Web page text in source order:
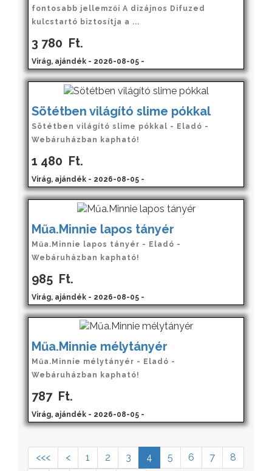
fontosabb jellemzői A dizájnos Difuzed
kulcstartó biztosítja a ...
3 780 Ft.
Virág, ajándék - 2026-08-05 -
Sötétben világító slime pókkal
Sötétben világító slime pókkal - Eladó -
Webáruházban kapható!
1 480 Ft.
Virág, ajándék - 2026-08-05 -
Műa.Minnie lapos tányér
Műa.Minnie lapos tányér - Eladó -
Webáruházban kapható!
985 Ft.
Virág, ajándék - 2026-08-05 -
Műa.Minnie mélytányér
Műa.Minnie mélytányér - Eladó -
Webáruházban kapható!
787 Ft.
Virág, ajándék - 2026-08-05 -
<<< < 1 2 3 4 5 6 7 8